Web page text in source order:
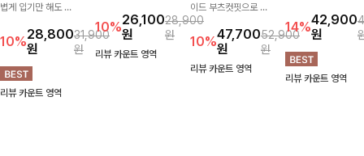
볍게 입기만 해도 코
아이템으로, 자연스럽
게 퍼지는 프릴 날개
소매가 우아한 포인트
를 더해드립니다💕
잔잔한 링클 텍스처
10%28,800
원
31,900
원
리뷰 카운트 영역
로 매일 손이 가는 자
체제작 니트입니다.
자연스럽게 떨어지는
10%26,100
원
28,900
원
리뷰 카운트 영역
이드 부츠컷핏으로 다
리 라인을 길어 보이
게 연출해주는 데님
팬츠입니다. 은은한
워싱이 더해져 캐주얼
10%47,700
원
52,900
원
리뷰 카운트 영역
디테일이 어우러져 우
아한 무드를 완성해주
는 7부 블라우스 🤍
여유로운 7부 소매로
편안하게 착용되며 데
14%42,900
원
리뷰 카운트 영역